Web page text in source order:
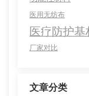
医用无纺布
医疗防护基
厂家对比
文章分类